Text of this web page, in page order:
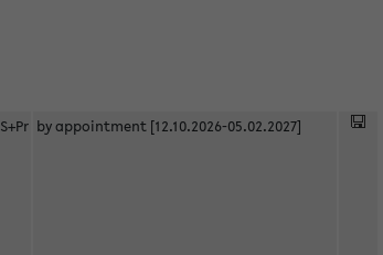
S+Pr by appointment [12.10.2026-05.02.2027]